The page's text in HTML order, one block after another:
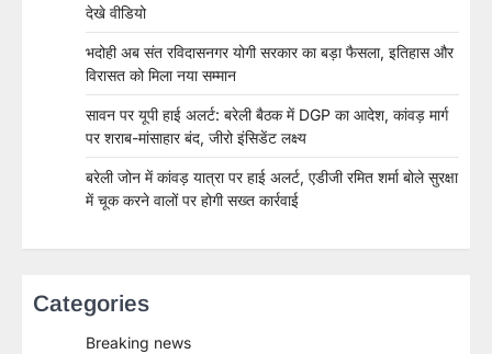
देखे वीडियो
भदोही अब संत रविदासनगर योगी सरकार का बड़ा फैसला, इतिहास और
विरासत को मिला नया सम्मान
सावन पर यूपी हाई अलर्ट: बरेली बैठक में DGP का आदेश, कांवड़ मार्ग
पर शराब-मांसाहार बंद, जीरो इंसिडेंट लक्ष्य
बरेली जोन में कांवड़ यात्रा पर हाई अलर्ट, एडीजी रमित शर्मा बोले सुरक्षा
में चूक करने वालों पर होगी सख्त कार्रवाई
Categories
Breaking news